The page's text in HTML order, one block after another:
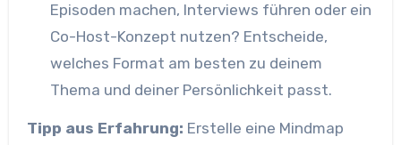
Episoden machen, Interviews führen oder ein
Co-Host-Konzept nutzen? Entscheide,
welches Format am besten zu deinem
Thema und deiner Persönlichkeit passt.
Tipp aus Erfahrung: Erstelle eine Mindmap